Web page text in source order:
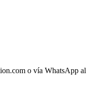
o vía WhatsApp